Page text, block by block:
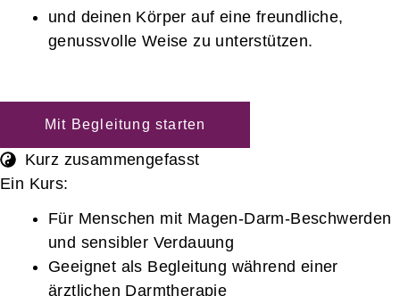
und deinen Körper auf eine freundliche,
genussvolle Weise zu unterstützen.
Mit Begleitung starten
Kurz zusammengefasst
Ein Kurs:
Für Menschen mit Magen-Darm-Beschwerden
und sensibler Verdauung
Geeignet als Begleitung während einer
ärztlichen Darmtherapie